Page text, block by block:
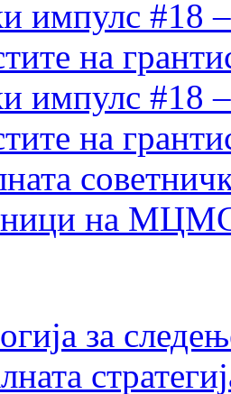
импулс #18
на
импулс #18
на
на МЦМС
за